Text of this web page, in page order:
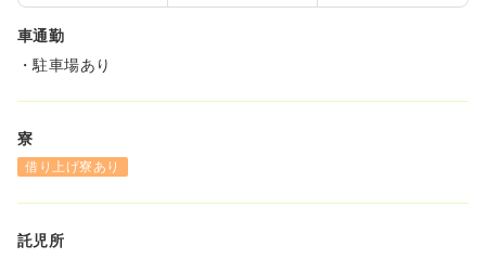
車通勤
・駐車場あり
寮
借り上げ寮あり
託児所